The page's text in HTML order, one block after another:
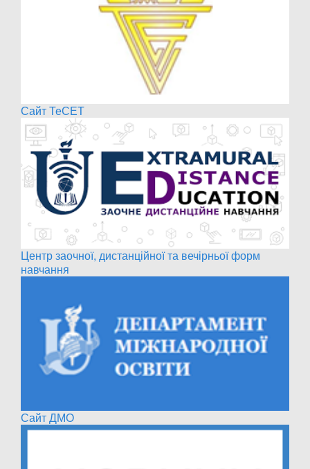
Сайт ТеСЕТ
Центр заочної, дистанційної та вечірньої форм
навчання
Сайт ДМО